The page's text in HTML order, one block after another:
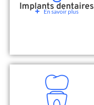
Implants dentaires
En savoir plus